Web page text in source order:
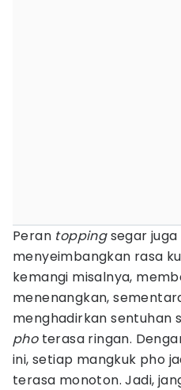
Peran toppingsegar
menyeimbangkan rasa
kemangi misalnya,
menenangkan,
menghadirkan sentuhan
pho terasa ringan.
ini, setiap mangkuk pho
terasa monoton. Jadi,